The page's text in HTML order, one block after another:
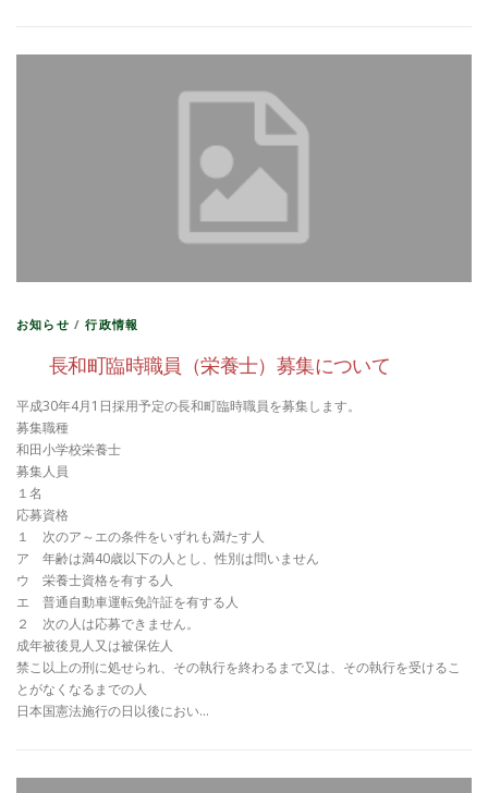
お知らせ /行政情報
長和町臨時職員（栄養士）募集について
平成30年4月1日採用予定の長和町臨時職員を募集します。
募集職種
和田小学校栄養士
募集人員
１名
応募資格
１ 次のア～エの条件をいずれも満たす人
ア 年齢は満40歳以下の人とし、性別は問いません
ウ 栄養士資格を有する人
エ 普通自動車運転免許証を有する人
２ 次の人は応募できません。
成年被後見人又は被保佐人
禁こ以上の刑に処せられ、その執行を終わるまで又は、その執行を受けるこ
とがなくなるまでの人
日本国憲法施行の日以後におい…